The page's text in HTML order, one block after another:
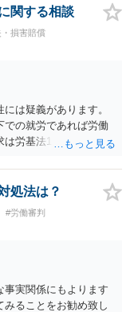
関する相談
損害賠償
は疑義があります。
での就労であれば労働
は労基法16条違反とな
は相当性を欠き公序良
す。
処法は？
#労働審判
事実関係にもよります
ることをお勧め致し